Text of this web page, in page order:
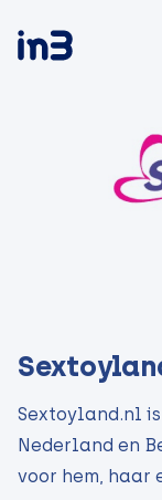
Sextoyland.nl
Nederland en
voor hem, haar